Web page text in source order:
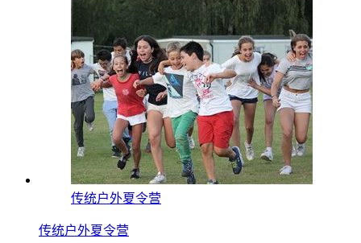
传统户外夏令营
传统户外夏令营